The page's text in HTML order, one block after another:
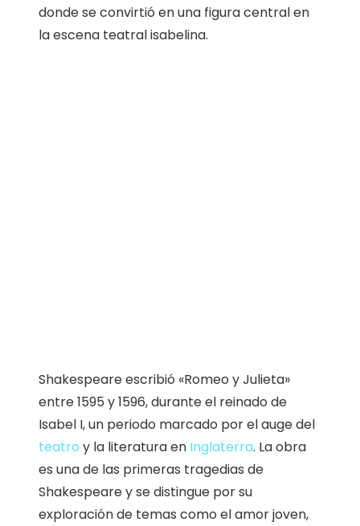
donde se convirtió en una figura central en
la escena teatral isabelina.
Shakespeare escribió «Romeo y Julieta»
entre 1595 y 1596, durante el reinado de
Isabel I, un periodo marcado por el auge del
teatro y la literatura en Inglaterra. La obra
es una de las primeras tragedias de
Shakespeare y se distingue por su
exploración de temas como el amor joven,